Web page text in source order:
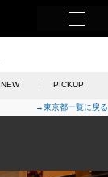
NEW PICKUP
→東京都一覧に戻る